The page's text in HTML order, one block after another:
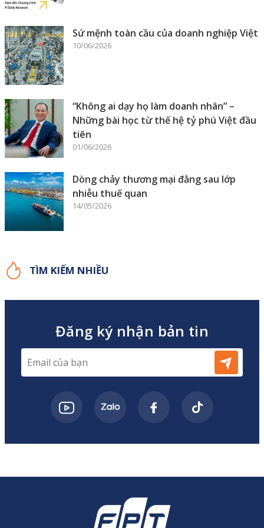
Sứ mệnh toàn cầu của doanh nghiệp Việt
10/06/2026
“Không ai dạy họ làm doanh nhân” –
Những bài học từ thế hệ tỷ phú Việt đầu
tiên
01/06/2026
Dòng chảy thương mại đằng sau lớp
nhiễu thuế quan
14/05/2026
TÌM KIẾM NHIỀU
Đăng ký nhận bản tin